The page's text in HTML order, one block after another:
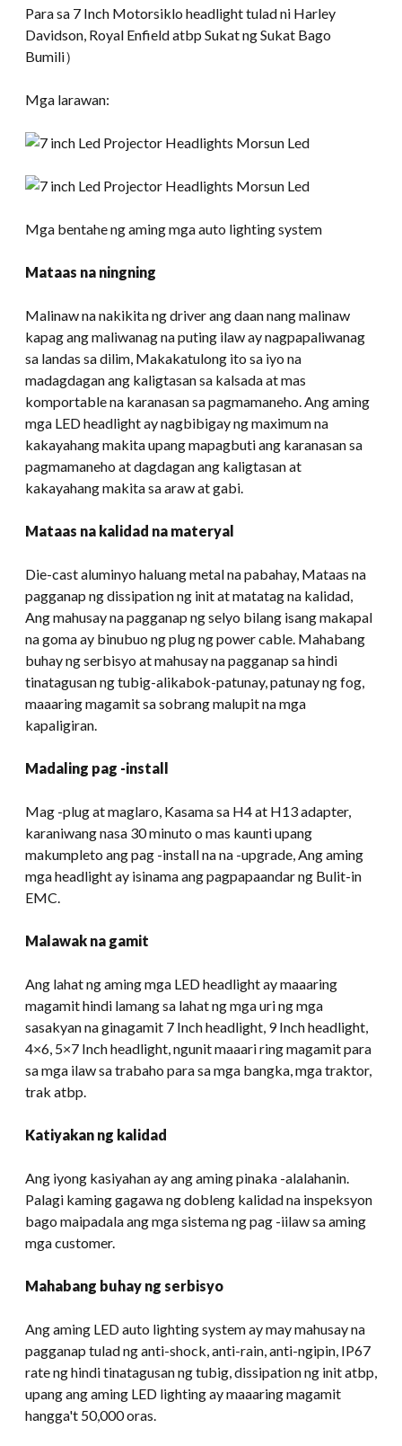
Para sa 7 Inch Motorsiklo headlight tulad ni Harley
Davidson, Royal Enfield atbp Sukat ng Sukat Bago
Bumili）
Mga larawan:
Mga bentahe ng aming mga auto lighting system
Mataas na ningning
Malinaw na nakikita ng driver ang daan nang malinaw
kapag ang maliwanag na puting ilaw ay nagpapaliwanag
sa landas sa dilim, Makakatulong ito sa iyo na
madagdagan ang kaligtasan sa kalsada at mas
komportable na karanasan sa pagmamaneho. Ang aming
mga LED headlight ay nagbibigay ng maximum na
kakayahang makita upang mapagbuti ang karanasan sa
pagmamaneho at dagdagan ang kaligtasan at
kakayahang makita sa araw at gabi.
Mataas na kalidad na materyal
Die-cast aluminyo haluang metal na pabahay, Mataas na
pagganap ng dissipation ng init at matatag na kalidad,
Ang mahusay na pagganap ng selyo bilang isang makapal
na goma ay binubuo ng plug ng power cable. Mahabang
buhay ng serbisyo at mahusay na pagganap sa hindi
tinatagusan ng tubig-alikabok-patunay, patunay ng fog,
maaaring magamit sa sobrang malupit na mga
kapaligiran.
Madaling pag -install
Mag -plug at maglaro, Kasama sa H4 at H13 adapter,
karaniwang nasa 30 minuto o mas kaunti upang
makumpleto ang pag -install na na -upgrade, Ang aming
mga headlight ay isinama ang pagpapaandar ng Bulit-in
EMC.
Malawak na gamit
Ang lahat ng aming mga LED headlight ay maaaring
magamit hindi lamang sa lahat ng mga uri ng mga
sasakyan na ginagamit 7 Inch headlight, 9 Inch headlight,
4×6, 5×7 Inch headlight, ngunit maaari ring magamit para
sa mga ilaw sa trabaho para sa mga bangka, mga traktor,
trak atbp.
Katiyakan ng kalidad
Ang iyong kasiyahan ay ang aming pinaka -alalahanin.
Palagi kaming gagawa ng dobleng kalidad na inspeksyon
bago maipadala ang mga sistema ng pag -iilaw sa aming
mga customer.
Mahabang buhay ng serbisyo
Ang aming LED auto lighting system ay may mahusay na
pagganap tulad ng anti-shock, anti-rain, anti-ngipin, IP67
rate ng hindi tinatagusan ng tubig, dissipation ng init atbp,
upang ang aming LED lighting ay maaaring magamit
hangga't 50,000 oras.